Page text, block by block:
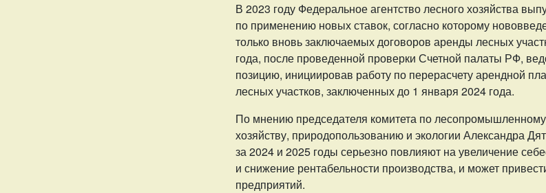
В 2023 году Федеральное агентство лесного хозяйства
по применению новых ставок, согласно которому
только вновь заключаемых договоров аренды лесных
года, после проведенной проверки Счетной палаты РФ,
позицию, инициировав работу по перерасчету арендной
лесных участков, заключенных до 1 января 2024 года.
По мнению председателя комитета по лесопромышленному
хозяйству, природопользованию и экологии Александра
за 2024 и 2025 годы серьезно повлияют на увеличение
и снижение рентабельности производства, и может
предприятий.